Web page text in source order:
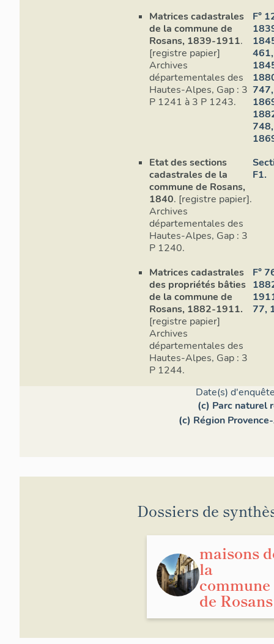
Rez-de-
Dans
réduit qui
plus haut.
dossier
en berceau
Matrices cadastrales
de la commune de
Rosans, 1839-1911.
[registre papier]
Archives
départementales des
Hautes-Alpes, Gap : 3
P 1241 à 3 P 1243.
F°
461,
747,
748,
Etat des sections
cadastrales de la
commune de Rosans,
1840. [registre papier].
Archives
départementales des
Hautes-Alpes, Gap : 3
P 1240.
F1.
Matrices cadastrales
des propriétés bâties
de la commune de
Rosans, 1882-1911.
[registre papier]
Archives
départementales des
Hautes-Alpes, Gap : 3
P 1244.
F°
77,
Date(s)
(c) Parc naturel
(c) Région
Dossiers de
maisons
la
commune
de Rosans